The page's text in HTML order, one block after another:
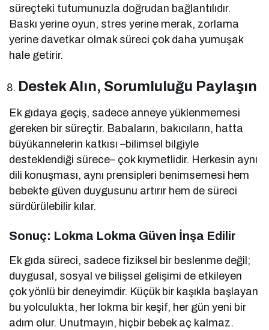
süreçteki tutumunuzla doğrudan bağlantılıdır.
Baskı yerine oyun, stres yerine merak, zorlama
yerine davetkar olmak süreci çok daha yumuşak
hale getirir.
Destek Alın, Sorumluluğu Paylaşın
Ek gıdaya geçiş, sadece anneye yüklenmemesi
gereken bir süreçtir. Babaların, bakıcıların, hatta
büyükannelerin katkısı –bilimsel bilgiyle
desteklendiği sürece– çok kıymetlidir. Herkesin aynı
dili konuşması, aynı prensipleri benimsemesi hem
bebekte güven duygusunu artırır hem de süreci
sürdürülebilir kılar.
Sonuç: Lokma Lokma Güven İnşa Edilir
Ek gıda süreci, sadece fiziksel bir beslenme değil;
duygusal, sosyal ve bilişsel gelişimi de etkileyen
çok yönlü bir deneyimdir. Küçük bir kaşıkla başlayan
bu yolculukta, her lokma bir keşif, her gün yeni bir
adım olur. Unutmayın, hiçbir bebek aç kalmaz.